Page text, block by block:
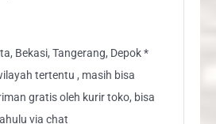
Bekasi, Tangerang, Depok *
tertentu , masih bisa
gratis oleh kurir toko, bisa
via chat